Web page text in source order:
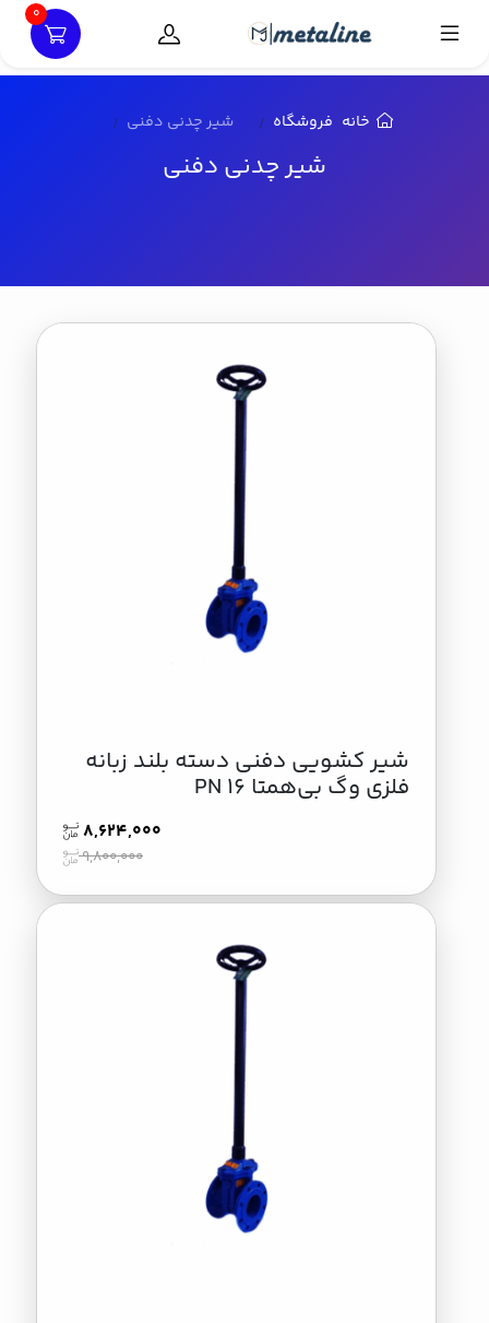
0
خانه فروشگاه شیر چدنی دفنی
شیر چدنی دفنی
شیر کشویی دفنی دسته بلند زبانه
فلزی وگ بی‌همتا PN 16
8,624,000
9,800,000